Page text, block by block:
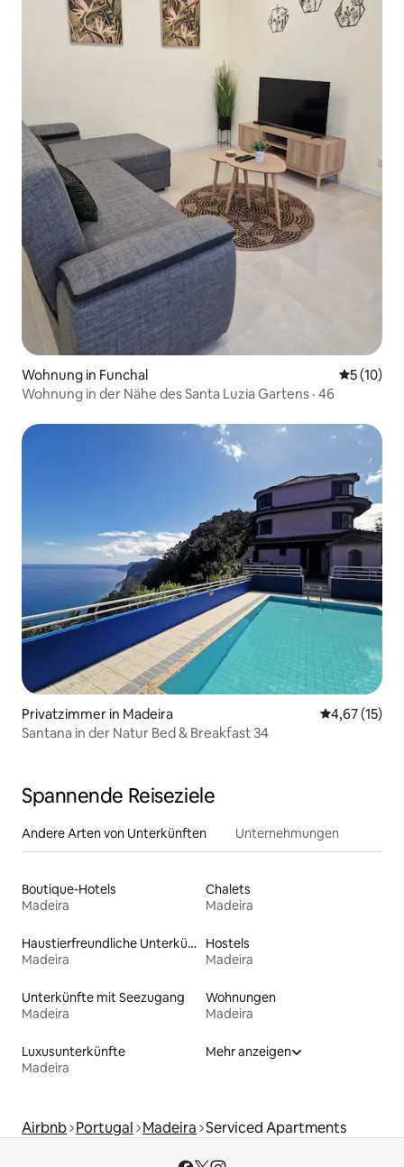
Wohnung in Funchal
5 (10)
Wohnung in der Nähe des Santa Luzia Gartens · 46
Privatzimmer in Madeira
4,67 (15)
Santana in der Natur Bed & Breakfast 34
Spannende Reiseziele
Andere Arten von Unterkünften Unternehmungen
Boutique-Hotels
Madeira
Chalets
Madeira
Haustierfreundliche Unterkünfte
Madeira
Hostels
Madeira
Unterkünfte mit Seezugang
Madeira
Wohnungen
Madeira
Luxusunterkünfte
Madeira
Mehr anzeigen
Airbnb Portugal Madeira Serviced Apartments